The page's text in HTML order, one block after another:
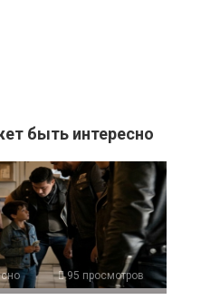
быть интересно
95 просмотров